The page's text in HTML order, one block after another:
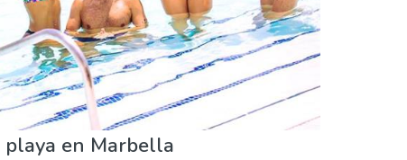
playa en Marbella